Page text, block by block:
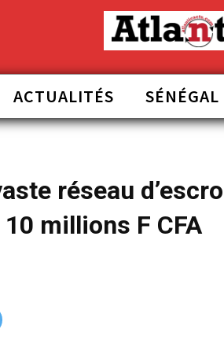
ACTUALITÉS SÉNÉGAL
réseau
millions F CFA